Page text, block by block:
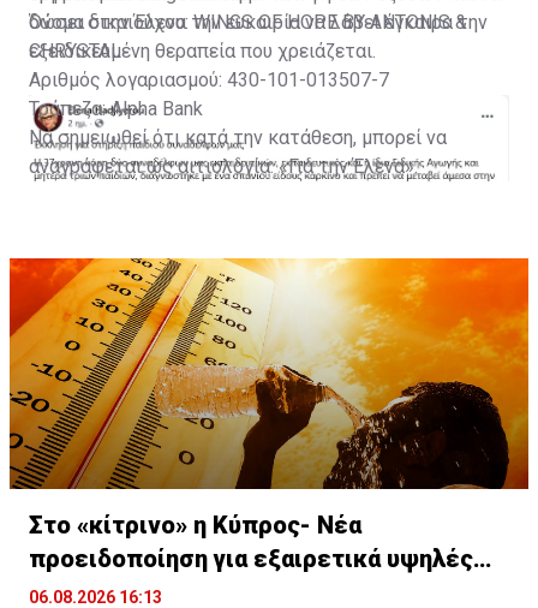
δώσει στην Έλενα την ευκαιρία να λάβει έγκαιρα την
εξειδικευμένη θεραπεία που χρειάζεται.
Όνομα δικαιούχου: WINGS OF HOPE BY ANTONIS &
CHRYSTAL
Αριθμός λογαριασμού: 430-101-013507-7
Τράπεζα: Alpha Bank
Να σημειωθεί ότι κατά την κατάθεση, μπορεί να
αναγράφεται ως αιτιολογία: «Για την Έλενα».
Στο «κίτρινο» η Κύπρος- Νέα
προειδοποίηση για εξαιρετικά υψηλές
θερμοκρασίες
06.08.2026 16:13